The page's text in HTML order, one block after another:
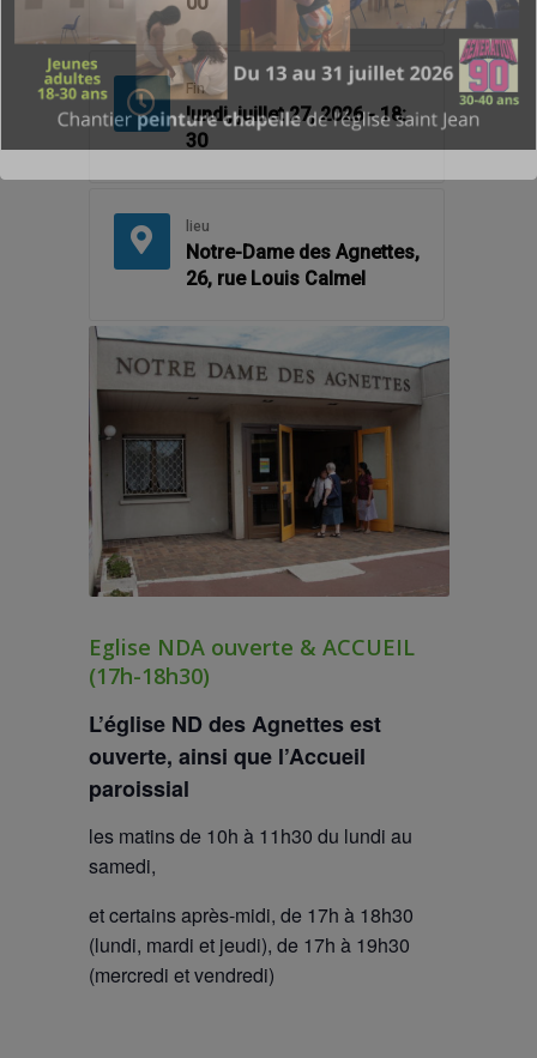
Fin
lundi, juillet 27, 2026 - 18:
30
lieu
Notre-Dame des Agnettes,
26, rue Louis Calmel
Eglise NDA ouverte & ACCUEIL
(17h-18h30)
L’église ND des Agnettes est
ouverte, ainsi que l’Accueil
paroissial
les matins de 10h à 11h30 du lundi au
samedi,
et certains après-midi, de 17h à 18h30
(lundi, mardi et jeudi), de 17h à 19h30
(mercredi et vendredi)